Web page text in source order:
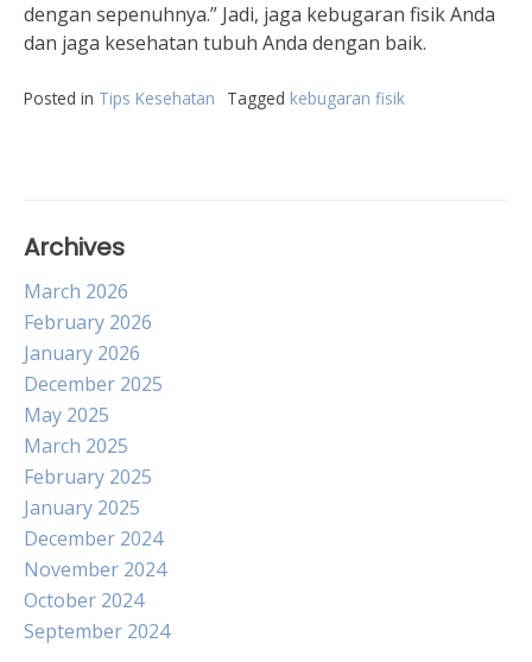
dengan sepenuhnya.” Jadi, jaga kebugaran fisik Anda
dan jaga kesehatan tubuh Anda dengan baik.
Posted in Tips Kesehatan Tagged kebugaran fisik
Archives
March 2026
February 2026
January 2026
December 2025
May 2025
March 2025
February 2025
January 2025
December 2024
November 2024
October 2024
September 2024